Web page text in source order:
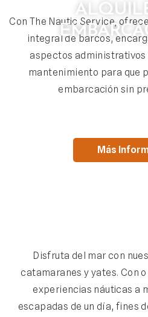
Con The Nautic Service,
integral de barcos,
aspectos
mantenimiento para que
embarcación sin
Más
Disfruta del mar con
catamaranes y yates. Con
experiencias náuticas a
escapadas de un día, fines